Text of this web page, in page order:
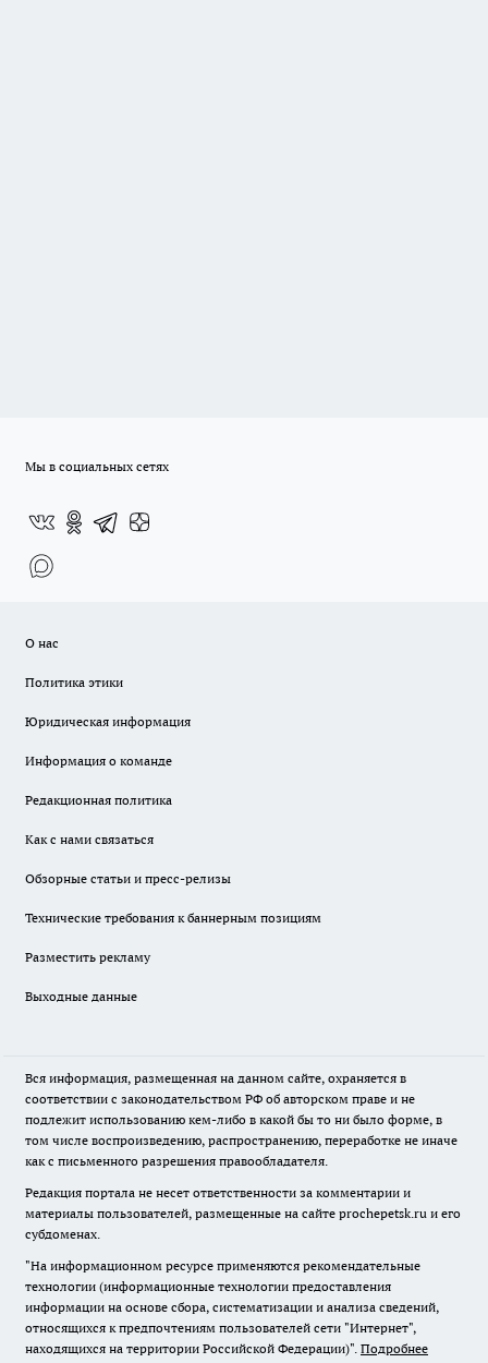
Мы в социальных сетях
О нас
Политика этики
Юридическая информация
Информация о команде
Редакционная политика
Как с нами связаться
Обзорные статьи и пресс-релизы
Технические требования к баннерным позициям
Разместить рекламу
Выходные данные
Вся информация, размещенная на данном сайте, охраняется в
соответствии с законодательством РФ об авторском праве и не
подлежит использованию кем-либо в какой бы то ни было форме, в
том числе воспроизведению, распространению, переработке не иначе
как с письменного разрешения правообладателя.
Редакция портала не несет ответственности за комментарии и
материалы пользователей, размещенные на сайте prochepetsk.ru и его
субдоменах.
"На информационном ресурсе применяются рекомендательные
технологии (информационные технологии предоставления
информации на основе сбора, систематизации и анализа сведений,
относящихся к предпочтениям пользователей сети "Интернет",
находящихся на территории Российской Федерации)". Подробнее